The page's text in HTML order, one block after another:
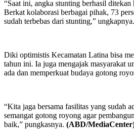
“Saat ini, angka stunting berhasil ditekan
Berkat kolaborasi berbagai pihak, 73
sudah terbebas dari stunting,” ungkapnya.
Diki optimistis Kecamatan Latina bisa
tahun ini. Ia juga mengajak masyarakat
ada dan memperkuat budaya gotong
“Kita jaga bersama fasilitas yang sudah
semangat gotong royong agar
baik,” pungkasnya. (ABD/